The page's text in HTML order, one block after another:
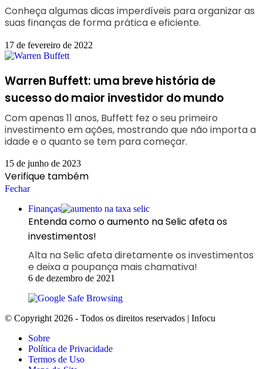
Conheça algumas dicas imperdíveis para organizar as
suas finanças de forma prática e eficiente.
17 de fevereiro de 2022
Warren Buffett: uma breve história de
sucesso do maior investidor do mundo
Com apenas 11 anos, Buffett fez o seu primeiro
investimento em ações, mostrando que não importa a
idade e o quanto se tem para começar.
15 de junho de 2023
Verifique também
Fechar
Finanças
Entenda como o aumento na Selic afeta os
investimentos!
Alta na Selic afeta diretamente os investimentos
e deixa a poupança mais chamativa!
6 de dezembro de 2021
© Copyright 2026 - Todos os direitos reservados | Infocu
Sobre
Política de Privacidade
Termos de Uso